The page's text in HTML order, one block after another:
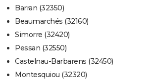
Barran (32350)
Beaumarchés (32160)
Simorre (32420)
Pessan (32550)
Castelnau-Barbarens (32450)
Montesquiou (32320)